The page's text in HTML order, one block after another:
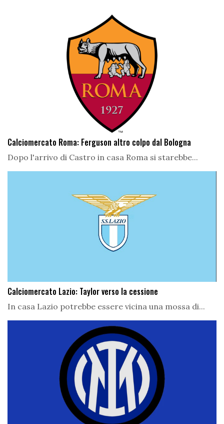
Calciomercato Roma: Ferguson altro colpo dal Bologna
Dopo l'arrivo di Castro in casa Roma si starebbe...
Calciomercato Lazio: Taylor verso la cessione
In casa Lazio potrebbe essere vicina una mossa di...